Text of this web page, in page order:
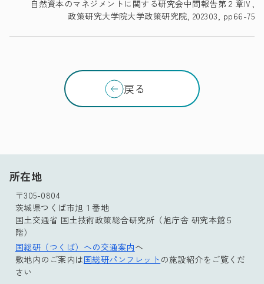
自然資本のマネジメントに関する研究会中間報告第２章Ⅳ,
政策研究大学院大学政策研究院, 202303, pp66-75
戻る
所在地
〒305-0804
茨城県つくば市旭１番地
国土交通省 国土技術政策総合研究所（旭庁舎 研究本館５
階）
国総研（つくば）への交通案内へ
敷地内のご案内は国総研パンフレット の施設紹介をご覧くだ
さい